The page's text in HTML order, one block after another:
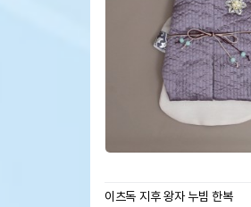
이츠독 지후 왕자 누빔 한복